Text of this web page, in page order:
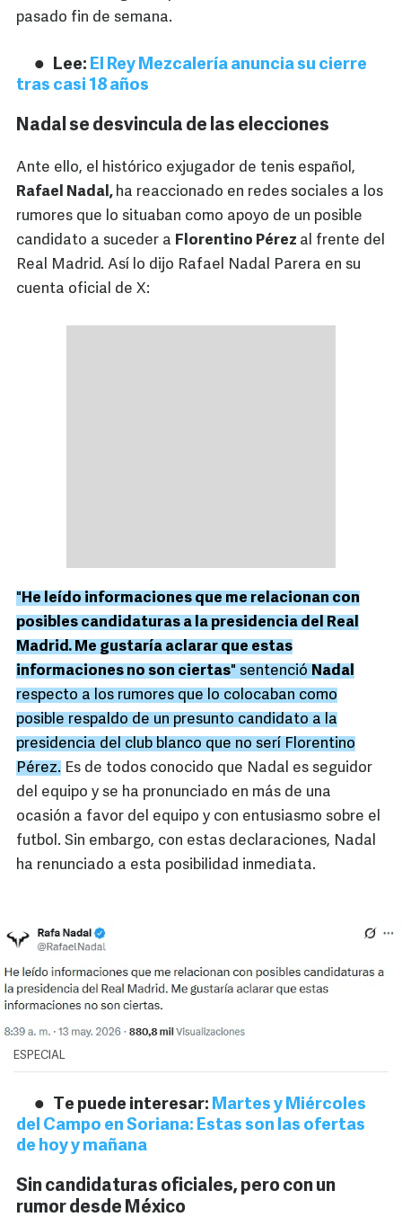
pasado fin de semana.
Lee: El Rey Mezcalería anuncia su cierre
tras casi 18 años
Nadal se desvincula de las elecciones
Ante ello, el histórico exjugador de tenis español,
Rafael Nadal, ha reaccionado en redes sociales a los
rumores que lo situaban como apoyo de un posible
candidato a suceder a Florentino Pérez al frente del
Real Madrid. Así lo dijo Rafael Nadal Parera en su
cuenta oficial de X:
"He leído informaciones que me relacionan con
posibles candidaturas a la presidencia del Real
Madrid. Me gustaría aclarar que estas
informaciones no son ciertas" sentenció Nadal
respecto a los rumores que lo colocaban como
posible respaldo de un presunto candidato a la
presidencia del club blanco que no serí Florentino
Pérez. Es de todos conocido que Nadal es seguidor
del equipo y se ha pronunciado en más de una
ocasión a favor del equipo y con entusiasmo sobre el
futbol. Sin embargo, con estas declaraciones, Nadal
ha renunciado a esta posibilidad inmediata.
ESPECIAL
Te puede interesar: Martes y Miércoles
del Campo en Soriana: Estas son las ofertas
de hoy y mañana
Sin candidaturas oficiales, pero con un
rumor desde México